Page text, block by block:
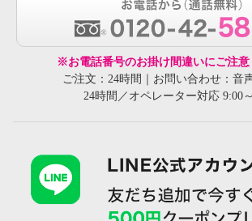
※お電話番号のお掛け間違いにご注意
ご注文：24時間｜お問い合わせ：音
24時間／オペレーター対応 9:00